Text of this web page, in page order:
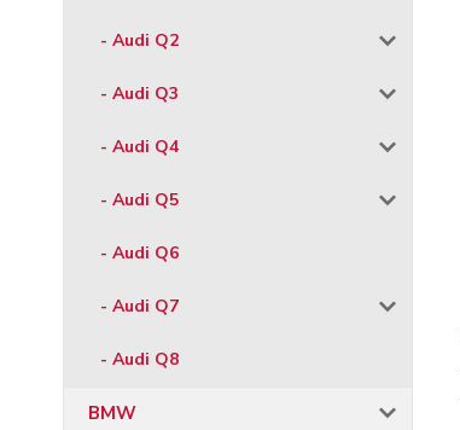
- Audi Q2
- Audi Q3
- Audi Q4
- Audi Q5
- Audi Q6
- Audi Q7
- Audi Q8
BMW